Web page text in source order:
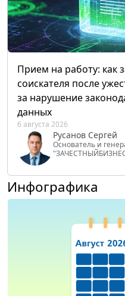
Прием на работу: как
соискателя после
за нарушение
данных
6 августа 2026
Русанов Сергей
Основатель и
Инфографика